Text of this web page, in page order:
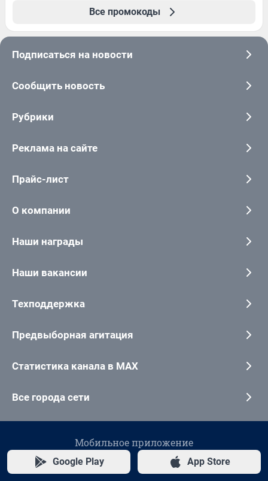
Все промокоды
Подписаться на новости
Сообщить новость
Рубрики
Реклама на сайте
Прайс-лист
О компании
Наши награды
Наши вакансии
Техподдержка
Предвыборная агитация
Статистика канала в MAX
Все города сети
Мобильное приложение
Google Play App Store